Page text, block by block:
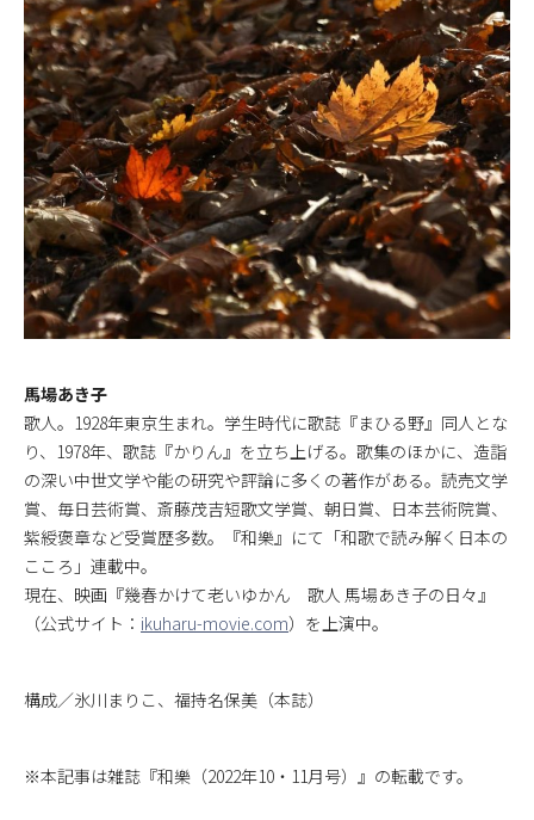
馬場あき子
歌人。1928年東京生まれ。学生時代に歌誌『まひる野』同人とな
り、1978年、歌誌『かりん』を立ち上げる。歌集のほかに、造詣
の深い中世文学や能の研究や評論に多くの著作がある。読売文学
賞、毎日芸術賞、斎藤茂吉短歌文学賞、朝日賞、日本芸術院賞、
紫綬褒章など受賞歴多数。『和樂』にて「和歌で読み解く日本の
こころ」連載中。
現在、映画『幾春かけて老いゆかん 歌人 馬場あき子の日々』
（公式サイト： ikuharu-movie.com）を上演中。
構成／氷川まりこ、福持名保美（本誌）
※本記事は雑誌『和樂（2022年10・11月号）』の転載です。